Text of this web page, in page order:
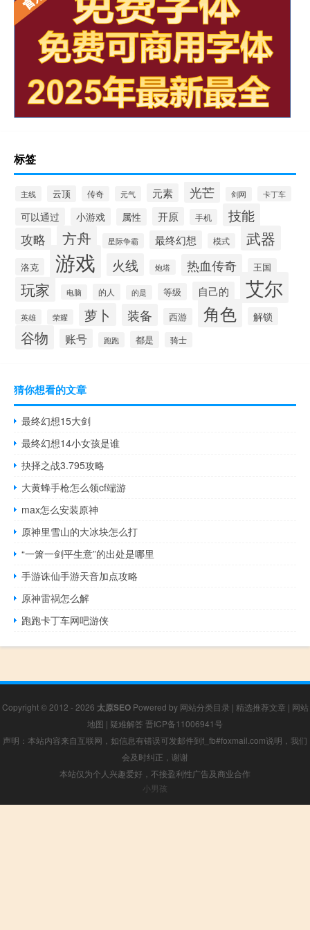
标签
主线 云顶 传奇 元气 元素 光芒 剑网 卡丁车
可以通过 小游戏 属性 开原 手机 技能
攻略 方舟 星际争霸 最终幻想 模式 武器
洛克 游戏 火线 炮塔 热血传奇 王国
玩家 电脑 的人 的是 等级 自己的 艾尔
英雄 荣耀 萝卜 装备 西游 角色 解锁
谷物 账号 跑跑 都是 骑士
猜你想看的文章
最终幻想15大剑
最终幻想14小女孩是谁
抉择之战3.795攻略
大黄蜂手枪怎么领cf端游
max怎么安装原神
原神里雪山的大冰块怎么打
“一箫一剑平生意”的出处是哪里
手游诛仙手游天音加点攻略
原神雷祸怎么解
跑跑卡丁车网吧游侠
Copyright © 2012 - 2026 太原SEOPowered by 网站分类目录 | 精选推荐文章 | 网站
地图 | 疑难解答 晋ICP备11006941号
声明：本站内容来自互联网，如信息有错误可发邮件到f_fb#foxmail.com说明，我们
会及时纠正，谢谢
本站仅为个人兴趣爱好，不接盈利性广告及商业合作
小男孩